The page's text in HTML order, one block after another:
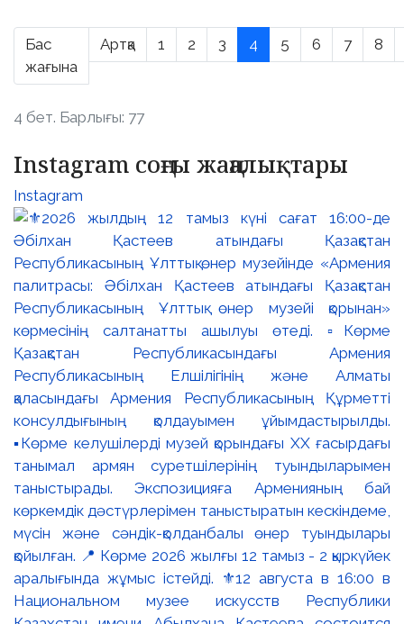
Бас
жағына
Артқа 1 2 3 4 5 6 7 8
4 бет. Барлығы: 77
Instagram соңғы жаңалықтары
Instagram